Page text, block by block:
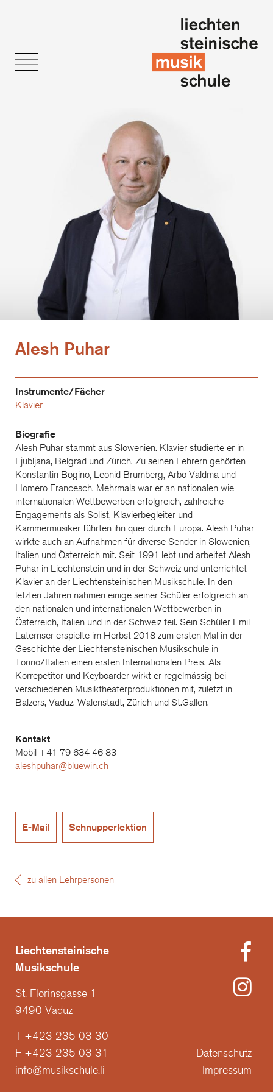
Alesh Puhar
Instrumente/Fächer
Klavier
Biografie
Alesh Puhar stammt aus Slowenien. Klavier studierte er in
Ljubljana, Belgrad und Zürich. Zu seinen Lehrern gehörten
Konstantin Bogino, Leonid Brumberg, Arbo Valdma und
Homero Francesch. Mehrmals war er an nationalen wie
internationalen Wettbewerben erfolgreich, zahlreiche
Engagements als Solist, Klavierbegleiter und
Kammermusiker führten ihn quer durch Europa. Alesh Puhar
wirkte auch an Aufnahmen für diverse Sender in Slowenien,
Italien und Österreich mit. Seit 1991 lebt und arbeitet Alesh
Puhar in Liechtenstein und in der Schweiz und unterrichtet
Klavier an der Liechtensteinischen Musikschule. In den
letzten Jahren nahmen einige seiner Schüler erfolgreich an
den nationalen und internationalen Wettbewerben in
Österreich, Italien und in der Schweiz teil. Sein Schüler Emil
Laternser erspielte im Herbst 2018 zum ersten Mal in der
Geschichte der Liechtensteinischen Musikschule in
Torino/Italien einen ersten Internationalen Preis. Als
Korrepetitor und Keyboarder wirkt er regelmässig bei
verschiedenen Musiktheaterproduktionen mit, zuletzt in
Balzers, Vaduz, Walenstadt, Zürich und St.Gallen.
Kontakt
Mobil +41 79 634 46 83
aleshpuhar@bluewin.ch
E-Mail Schnupperlektion
zu allen Lehrpersonen
Liechtensteinische
Musikschule
St. Florinsgasse 1
9490 Vaduz
T +423 235 03 30
F +423 235 03 31
info@musikschule.li
Datenschutz
Impressum